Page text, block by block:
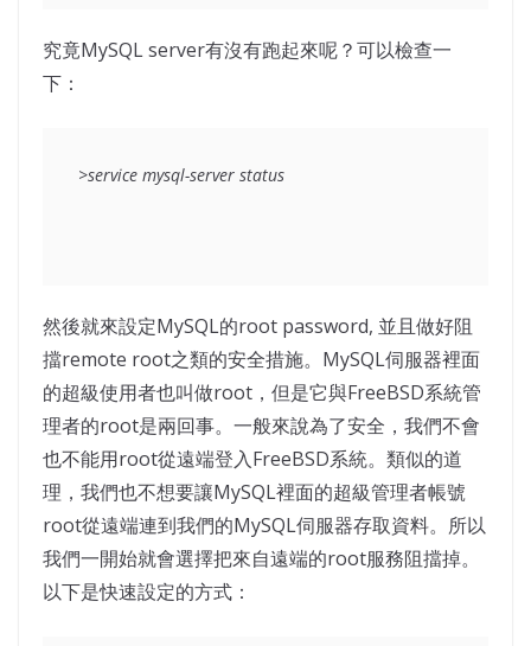
究竟MySQL server有沒有跑起來呢？可以檢查一
下：
>service mysql-server status
然後就來設定MySQL的root password, 並且做好阻
擋remote root之類的安全措施。MySQL伺服器裡面
的超級使用者也叫做root，但是它與FreeBSD系統管
理者的root是兩回事。一般來說為了安全，我們不會
也不能用root從遠端登入FreeBSD系統。類似的道
理，我們也不想要讓MySQL裡面的超級管理者帳號
root從遠端連到我們的MySQL伺服器存取資料。所以
我們一開始就會選擇把來自遠端的root服務阻擋掉。
以下是快速設定的方式：